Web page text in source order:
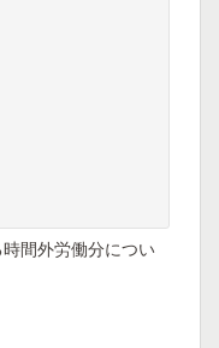
間外労働分につい